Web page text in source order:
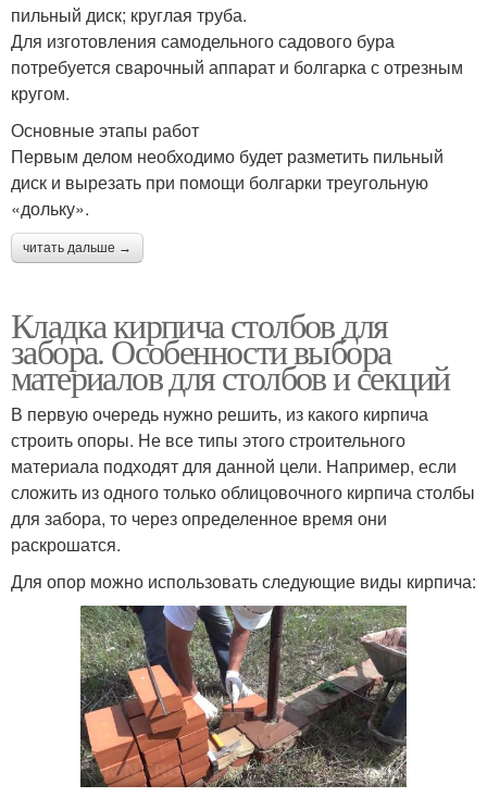
пильный диск; круглая труба.
Для изготовления самодельного садового бура
потребуется сварочный аппарат и болгарка с отрезным
кругом.
Основные этапы работ
Первым делом необходимо будет разметить пильный
диск и вырезать при помощи болгарки треугольную
«дольку».
читать дальше →
Кладка кирпича столбов для
забора. Особенности выбора
материалов для столбов и секций
В первую очередь нужно решить, из какого кирпича
строить опоры. Не все типы этого строительного
материала подходят для данной цели. Например, если
сложить из одного только облицовочного кирпича столбы
для забора, то через определенное время они
раскрошатся.
Для опор можно использовать следующие виды кирпича: